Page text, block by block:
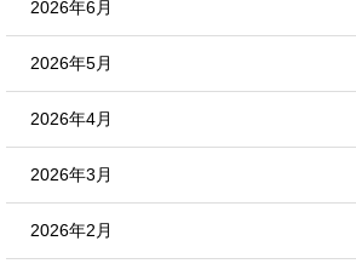
2026年6月
2026年5月
2026年4月
2026年3月
2026年2月